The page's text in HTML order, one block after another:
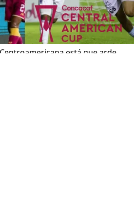
está que arde.